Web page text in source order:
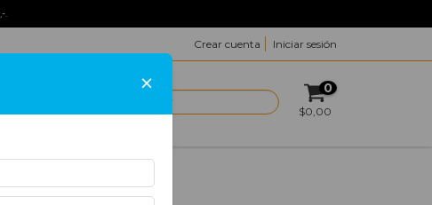
.
Crear cuenta Iniciar sesión
0
$0,00
×